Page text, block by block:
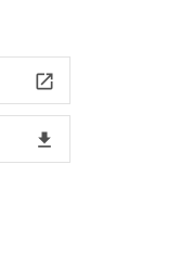
launch
file_download